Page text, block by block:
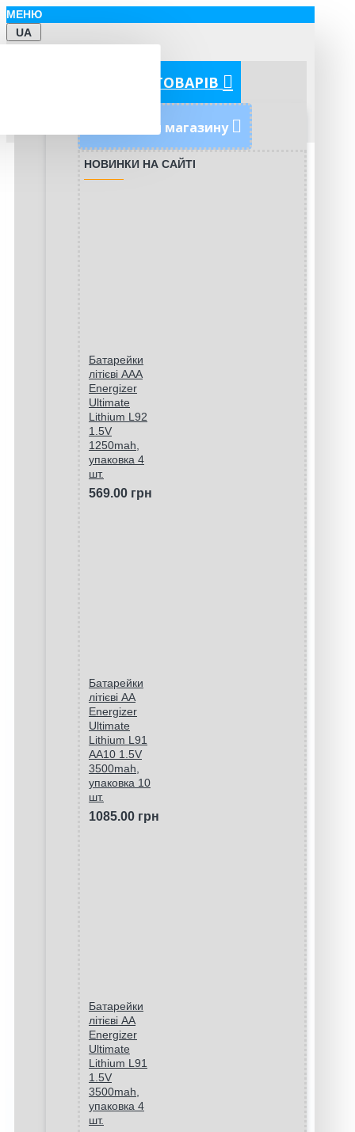
МЕНЮ
UA
КАТЕГОРІЇ ТОВАРІВ
Новинки магазину
НОВИНКИ НА САЙТІ
Батарейки
літієві ААA
Energizer
Ultimate
Lithium L92
1.5V
1250mah,
упаковка 4
шт.
569.00 грн
Батарейки
літієві AA
Energizer
Ultimate
Lithium L91
AA10 1.5V
3500mah,
упаковка 10
шт.
1085.00 грн
Батарейки
літієві AA
Energizer
Ultimate
Lithium L91
1.5V
3500mah,
упаковка 4
шт.